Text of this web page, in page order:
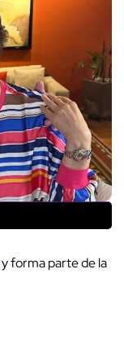
y forma parte de la